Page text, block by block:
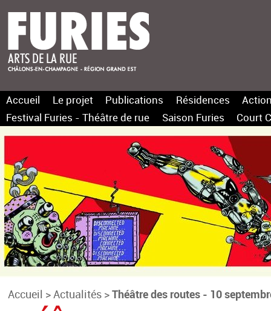
Accueil Le projet Publications Résidences
Festival Furies - Théâtre de rue
Saison Furies Court
Accueil > Actualités >Théâtre des routes - 10